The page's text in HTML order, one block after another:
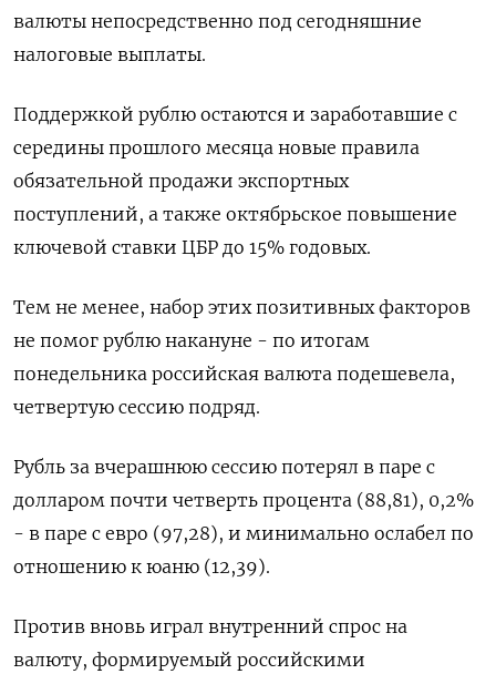
валюты непосредственно под сегодняшние
налоговые выплаты.
Поддержкой рублю остаются и заработавшие с
середины прошлого месяца новые правила
обязательной продажи экспортных
поступлений, а также октябрьское повышение
ключевой ставки ЦБР до 15% годовых.
Тем не менее, набор этих позитивных факторов
не помог рублю накануне - по итогам
понедельника российская валюта подешевела,
четвертую сессию подряд.
Рубль за вчерашнюю сессию потерял в паре с
долларом почти четверть процента (88,81), 0,2%
- в паре с евро (97,28), и минимально ослабел по
отношению к юаню (12,39).
Против вновь играл внутренний спрос на
валюту, формируемый российскими